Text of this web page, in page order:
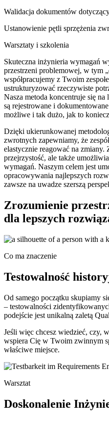
Walidacja dokumentów
Ustanowienie pętli sprzężenia
Warsztaty i szkolenia
Skuteczna inżynieria wymagań
przestrzeni problemowej, w tym
współpracujemy z Twoim
ustrukturyzować rzeczywiste
Nasza metoda koncentruje się
są rejestrowane i
możliwe i tak dużo, jak to
Dzięki ukierunkowanej
zwrotnych zapewniamy, że
elastycznie reagować na
przejrzystość, ale także
wymagań. Naszym celem jest
opracowywania najlepszych
zawsze na uwadze szerszą
Zrozumienie
dla lepszych
Co ma znaczenie
Testowalność
Od samego początku skupiamy
– testowalności
podejście jest unikalną zaletą
Jeśli więc chcesz wiedzieć, czy,
wspiera Cię w Twoim zwinnym
właściwe miejsce.
Warsztat
Doskonalenie